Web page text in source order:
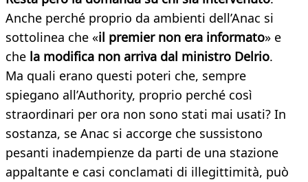
Anche perché proprio da ambienti dell’Anac si
sottolinea che «il premier non era informato» e
che la modifica non arriva dal ministro Delrio.
Ma quali erano questi poteri che, sempre
spiegano all’Authority, proprio perché così
straordinari per ora non sono stati mai usati? In
sostanza, se Anac si accorge che sussistono
pesanti inadempienze da parti de una stazione
appaltante e casi conclamati di illegittimità, può